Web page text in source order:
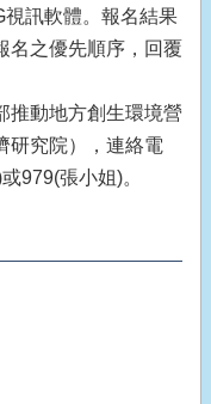
訊軟體。報名結果
名之優先順序，回覆
推動地方創生環境營
研究院），連絡電
979(張小姐)。